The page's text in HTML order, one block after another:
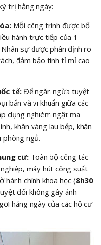
trị hằng ngày:
Mỗi công trình được bố
hành trực tiếp của 1
sự được phân định rõ
đảm bảo tính tỉ mỉ cao
tế:Để ngăn ngừa tuyệt
bẩn và vi khuẩn giữa các
dụng nghiêm ngặt mã
khăn vàng lau bếp, khăn
phòng ngủ.
cư:Toàn bộ công tác
máy hút công suất
hành chính khoa học (8h30
đối không gây ảnh
hằng ngày của các hộ cư